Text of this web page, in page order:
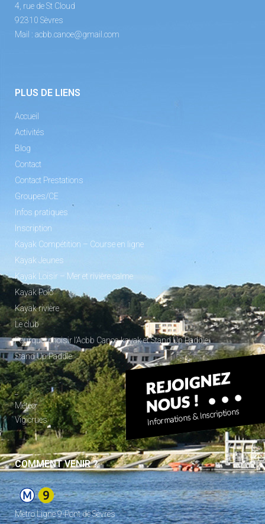
4, rue de St Cloud
92310 Sèvres
Mail : acbb.canoe@gmail.com
PLUS DE LIENS
Accueil
Activités
Blog
Contact
Contact Prestations
Groupes/CE
Infos pratiques
Inscription
Kayak Compétition – Course en ligne
Kayak Jeunes
Kayak Loisir – Mer et rivière calme
Kayak Polo
Kayak rivière
Le club
Pourquoi choisir l’Acbb Canoe-kayak et Stand Up Paddle
Stand Up Paddle
_
Météo
Vigicrues
COMMENT VENIR ?
Metro Ligne 9-Pont de Sèvres